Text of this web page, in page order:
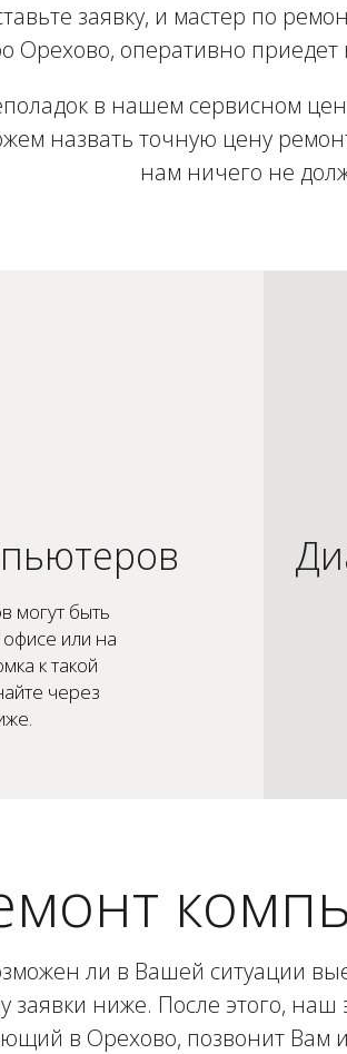
заявку, и мастер по
Орехово, оперативно приедет
в нашем сервисном
назвать точную цену
нам ничего не
могут быть
или на
к такой
через
ли в Вашей ситуации
заявки ниже. После этого,
в Орехово, позвонит Вам